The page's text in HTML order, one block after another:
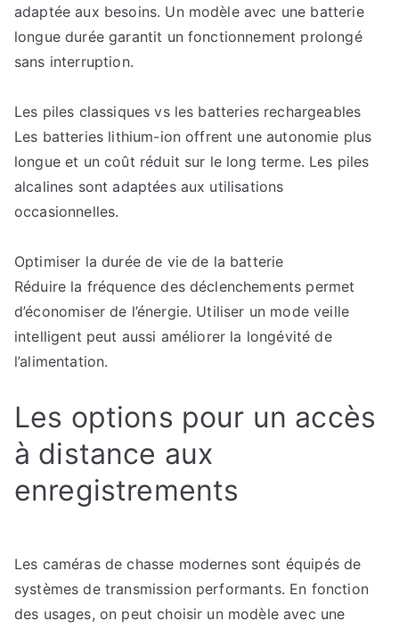
adaptée aux besoins. Un modèle avec une batterie
longue durée garantit un fonctionnement prolongé
sans interruption.
Les piles classiques vs les batteries rechargeables
Les batteries lithium-ion offrent une autonomie plus
longue et un coût réduit sur le long terme. Les piles
alcalines sont adaptées aux utilisations
occasionnelles.
Optimiser la durée de vie de la batterie
Réduire la fréquence des déclenchements permet
d’économiser de l’énergie. Utiliser un mode veille
intelligent peut aussi améliorer la longévité de
l’alimentation.
Les options pour un accès
à distance aux
enregistrements
Les caméras de chasse modernes sont équipés de
systèmes de transmission performants. En fonction
des usages, on peut choisir un modèle avec une